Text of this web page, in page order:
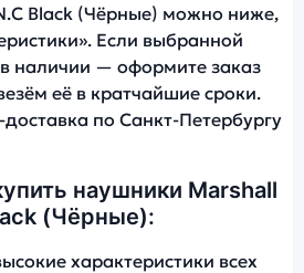
Black (Чёрные) можно ниже,
Если выбранной
наличии — оформите заказ
её в кратчайшие сроки.
по Санкт-Петербургу
наушники Marshall
(Чёрные):
характеристики всех